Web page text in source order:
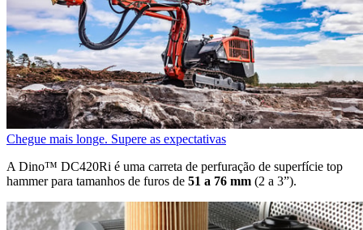
Chegue mais longe. Supere as expectativas
A Dino™ DC420Ri é uma carreta de perfuração de superfície top
hammer para tamanhos de furos de 51 a 76 mm (2 a 3”).